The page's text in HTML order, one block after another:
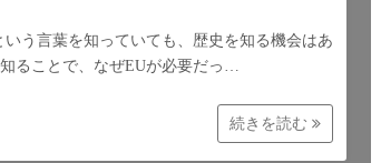
う言葉を知っていても、歴史を知る機会はあ
ることで、なぜEUが必要だっ…
続きを読む